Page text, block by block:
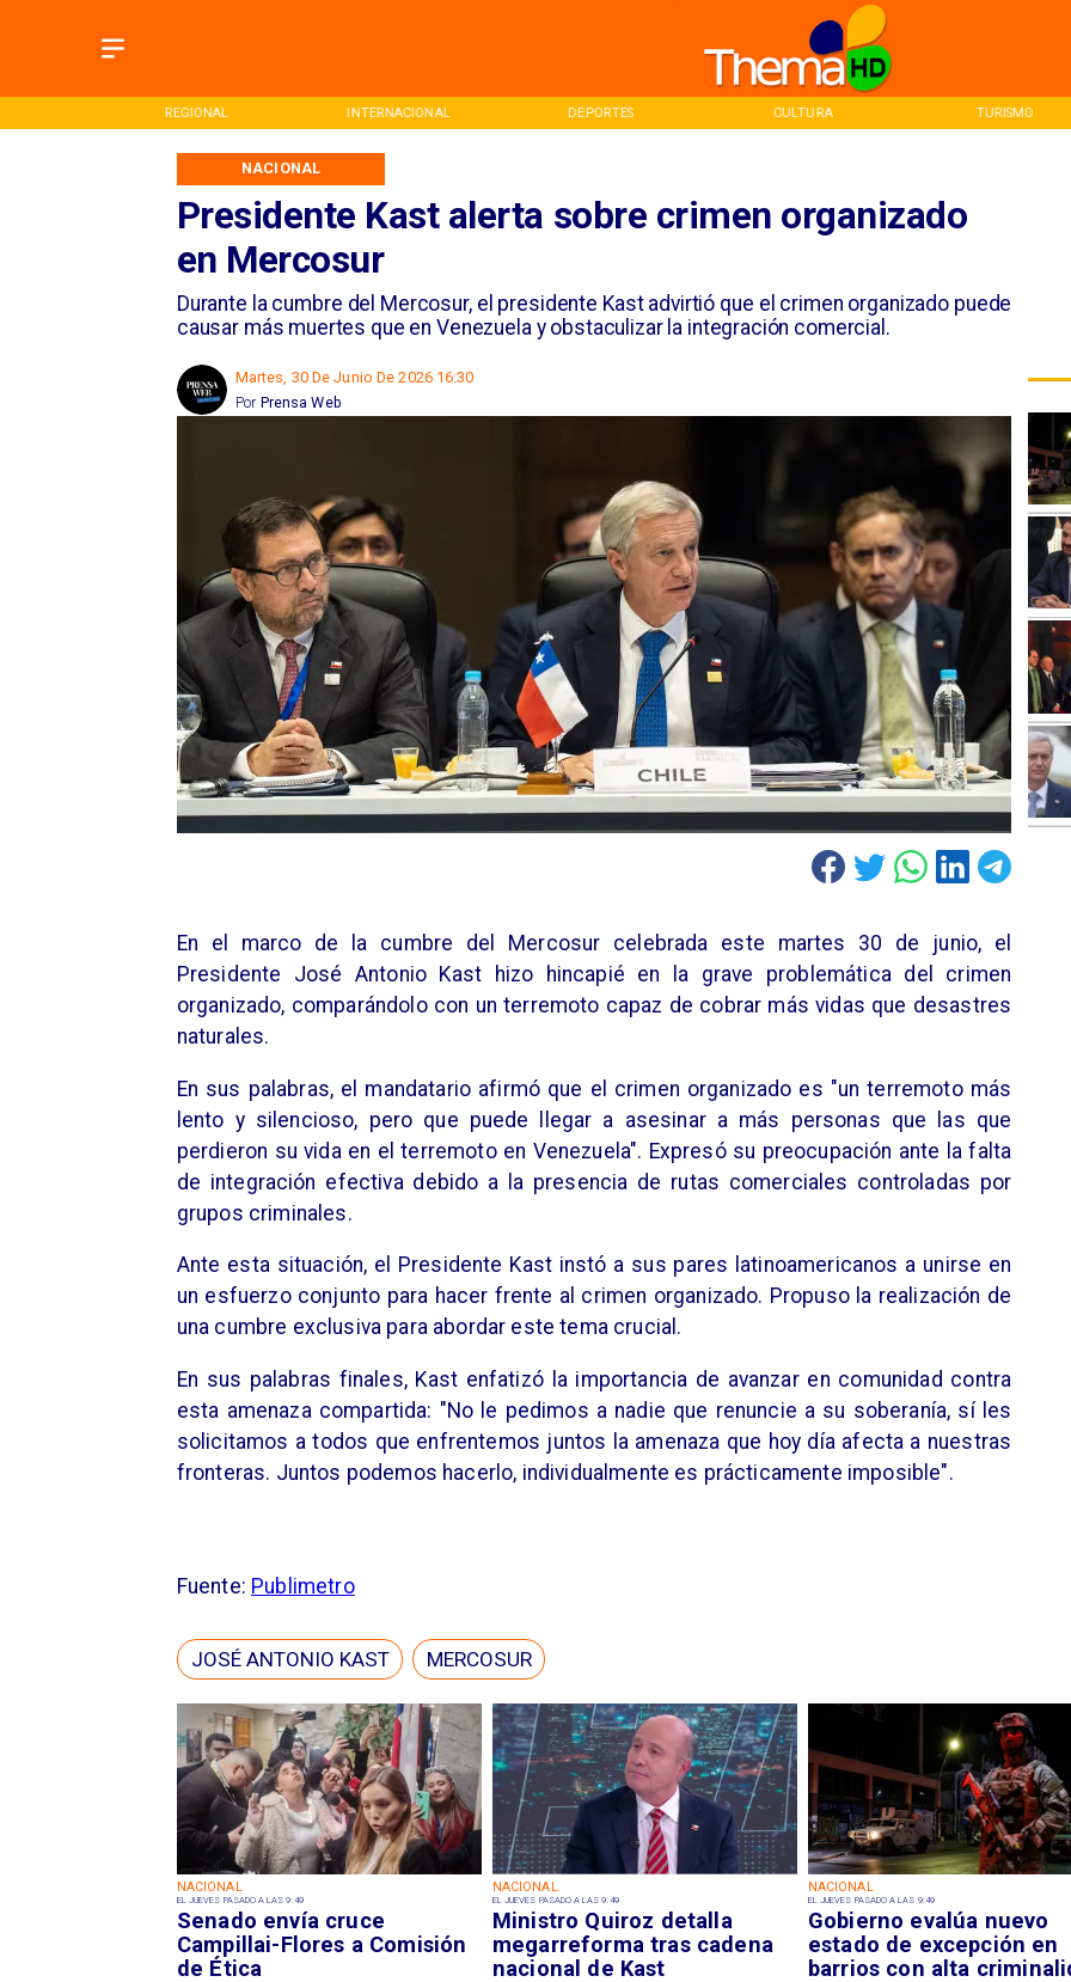
REGIONAL INTERNACIONAL DEPORTES CULTURA TURISMO
Presidente Kast alerta sobre crimen organizado
en Mercosur
Durante la cumbre del Mercosur, el presidente Kast advirtió que el crimen organizado puede
causar más muertes que en Venezuela y obstaculizar la integración comercial.
NACIONAL
Martes, 30 De Junio De 2026 16:30
Prensa Web
Por
NACIONAL
EL JUEVES PASADO A LAS 9:49
Senado envía cruce
Campillai-Flores a Comisión
de Ética
NACIONAL
EL JUEVES PASADO A LAS 9:49
Ministro Quiroz detalla
megarreforma tras cadena
nacional de Kast
NACIONAL
EL JUEVES PASADO A LAS 9:49
Gobierno evalúa nuevo
estado de excepción en
barrios con alta
En el marco de la cumbre del Mercosur celebrada este martes 30 de junio, el
Presidente José Antonio Kast hizo hincapié en la grave problemática del crimen
organizado, comparándolo con un terremoto capaz de cobrar más vidas que desastres
naturales.
En sus palabras, el mandatario afirmó que el crimen organizado es "un terremoto más
lento y silencioso, pero que puede llegar a asesinar a más personas que las que
perdieron su vida en el terremoto en Venezuela". Expresó su preocupación ante la falta
de integración efectiva debido a la presencia de rutas comerciales controladas por
grupos criminales.
Ante esta situación, el Presidente Kast instó a sus pares latinoamericanos a unirse en
un esfuerzo conjunto para hacer frente al crimen organizado. Propuso la realización de
una cumbre exclusiva para abordar este tema crucial.
En sus palabras finales, Kast enfatizó la importancia de avanzar en comunidad contra
esta amenaza compartida: "No le pedimos a nadie que renuncie a su soberanía, sí les
solicitamos a todos que enfrentemos juntos la amenaza que hoy día afecta a nuestras
fronteras. Juntos podemos hacerlo, individualmente es prácticamente imposible".
Fuente: Publimetro
JOSÉ ANTONIO KAST MERCOSUR